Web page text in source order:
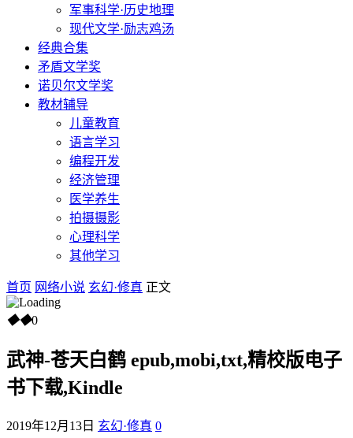
军事科学·历史地理
现代文学·励志鸡汤
经典合集
矛盾文学奖
诺贝尔文学奖
教材辅导
儿童教育
语言学习
编程开发
经济管理
医学养生
拍摄摄影
心理科学
其他学习
首页 网络小说 玄幻·修真 正文
◆◆0
武神-苍天白鹤 epub,mobi,txt,精校版电子
书下载,Kindle
2019年12月13日 玄幻·修真 0